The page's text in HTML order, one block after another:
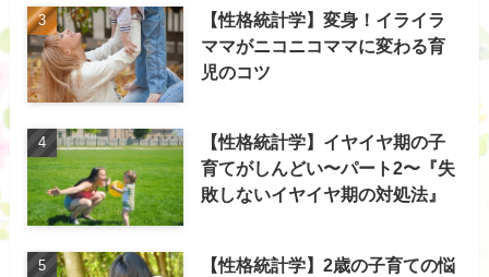
【性格統計学】変身！イライラ
ママがニコニコママに変わる育
児のコツ
【性格統計学】イヤイヤ期の子
育てがしんどい〜パート2〜『失
敗しないイヤイヤ期の対処法』
【性格統計学】2歳の子育ての悩